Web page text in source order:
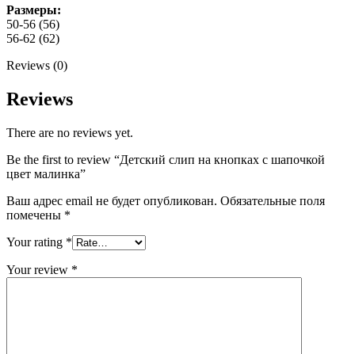
Размеры:
50-56 (56)
56-62 (62)
Reviews (0)
Reviews
There are no reviews yet.
Be the first to review “Детский слип на кнопках с шапочкой
цвет малинка”
Ваш адрес email не будет опубликован. Обязательные поля
помечены *
Your rating *
Your review *